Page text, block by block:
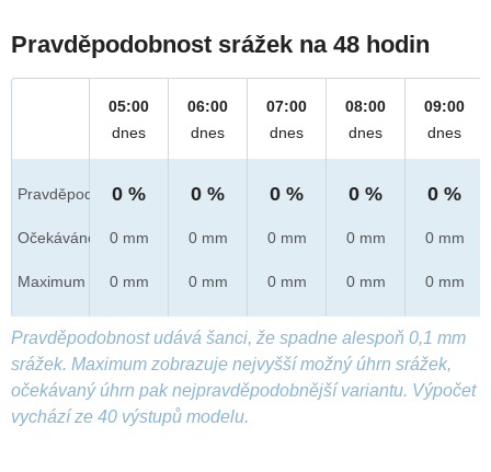
Pravděpodobnost srážek na 48 hodin
Pravděpod.
Očekáváno
Maximum
05:00
dnes
0 %
0 mm
0 mm
06:00
dnes
0 %
0 mm
0 mm
07:00
dnes
0 %
0 mm
0 mm
08:00
dnes
0 %
0 mm
0 mm
09:00
dnes
0 %
0 mm
0 mm
Pravděpodobnost udává šanci, že spadne alespoň 0,1 mm
srážek. Maximum zobrazuje nejvyšší možný úhrn srážek,
očekávaný úhrn pak nejpravděpodobnější variantu. Výpočet
vychází ze 40 výstupů modelu.